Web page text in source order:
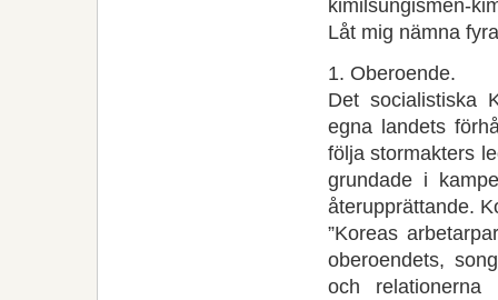
kimilsungismen-
Låt mig nämna
1. Oberoende.
Det socialistiska
egna landets
följa stormakters
grundade i
återupprättande.
”Koreas
oberoendets,
och